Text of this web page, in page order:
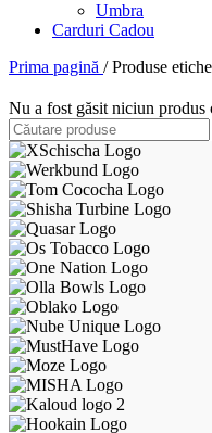
Umbra
Carduri Cadou
Prima pagină / Produse
Nu a fost găsit niciun produs